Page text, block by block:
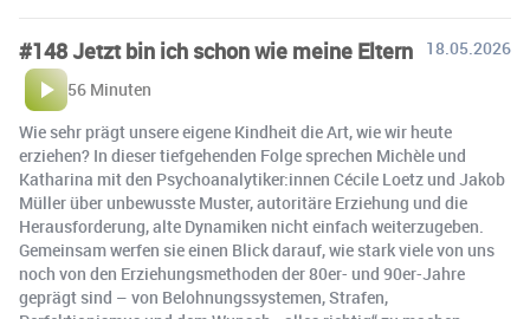
#148 Jetzt bin ich schon wie meine Eltern
18.05.2026
56 Minuten
Wie sehr prägt unsere eigene Kindheit die Art, wie wir heute
erziehen? In dieser tiefgehenden Folge sprechen Michèle und
Katharina mit den Psychoanalytiker:innen Cécile Loetz und Jakob
Müller über unbewusste Muster, autoritäre Erziehung und die
Herausforderung, alte Dynamiken nicht einfach weiterzugeben.
Gemeinsam werfen sie einen Blick darauf, wie stark viele von uns
noch von den Erziehungsmethoden der 80er- und 90er-Jahre
geprägt sind – von Belohnungssystemen, Strafen,